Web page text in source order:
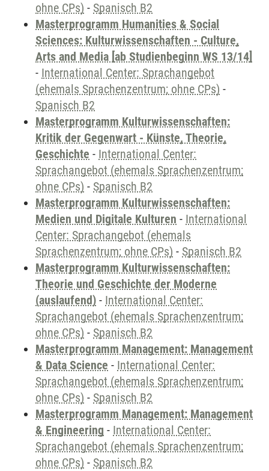
ohne CPs) - Spanisch B2
Masterprogramm Humanities & Social
Sciences: Kulturwissenschaften - Culture,
Arts and Media [ab Studienbeginn WS 13/14]
- International Center: Sprachangebot
(ehemals Sprachenzentrum; ohne CPs) -
Spanisch B2
Masterprogramm Kulturwissenschaften:
Kritik der Gegenwart - Künste, Theorie,
Geschichte - International Center:
Sprachangebot (ehemals Sprachenzentrum;
ohne CPs) - Spanisch B2
Masterprogramm Kulturwissenschaften:
Medien und Digitale Kulturen - International
Center: Sprachangebot (ehemals
Sprachenzentrum; ohne CPs) - Spanisch B2
Masterprogramm Kulturwissenschaften:
Theorie und Geschichte der Moderne
(auslaufend) - International Center:
Sprachangebot (ehemals Sprachenzentrum;
ohne CPs) - Spanisch B2
Masterprogramm Management: Management
& Data Science - International Center:
Sprachangebot (ehemals Sprachenzentrum;
ohne CPs) - Spanisch B2
Masterprogramm Management: Management
& Engineering - International Center:
Sprachangebot (ehemals Sprachenzentrum;
ohne CPs) - Spanisch B2